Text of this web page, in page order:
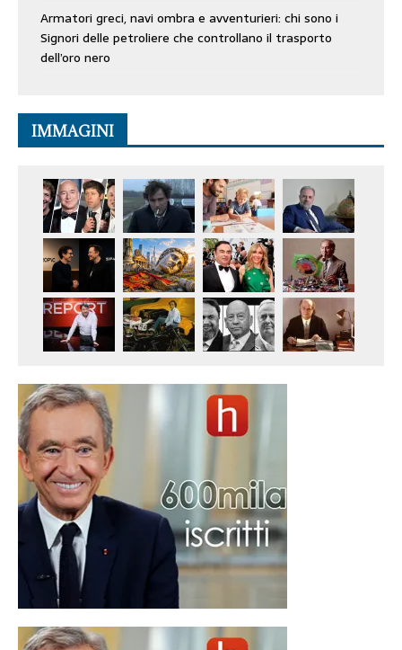
Armatori greci, navi ombra e avventurieri: chi sono i
Signori delle petroliere che controllano il trasporto
dell’oro nero
IMMAGINI